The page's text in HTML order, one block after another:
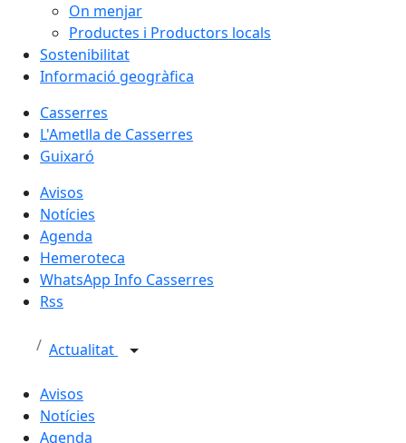
On menjar
Productes i Productors locals
Sostenibilitat
Informació geogràfica
Casserres
L'Ametlla de Casserres
Guixaró
Avisos
Notícies
Agenda
Hemeroteca
WhatsApp Info Casserres
Rss
Actualitat
Avisos
Notícies
Agenda